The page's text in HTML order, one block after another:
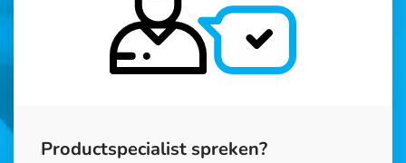
Productspecialist spreken?